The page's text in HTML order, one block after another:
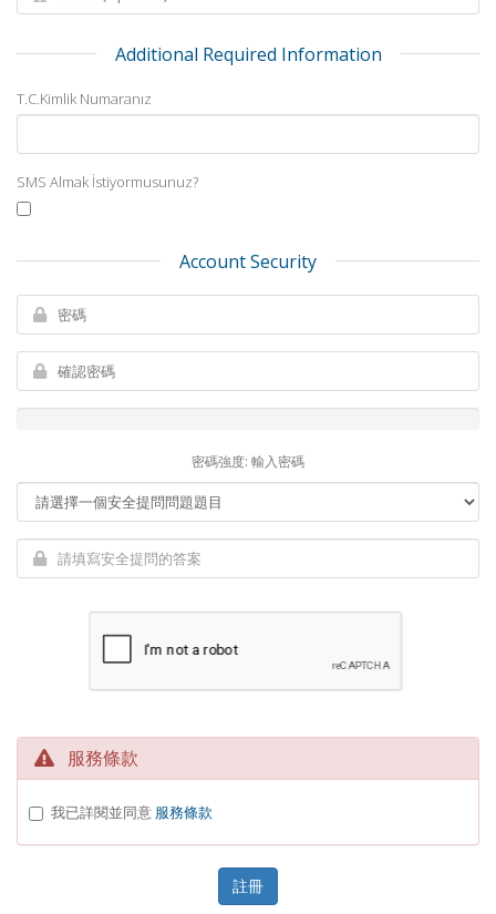
Additional Required Information
T.C.Kimlik Numaranız
SMS Almak İstiyormusunuz?
Account Security
密碼強度: 輸入密碼
服務條款
我已詳閱並同意 服務條款